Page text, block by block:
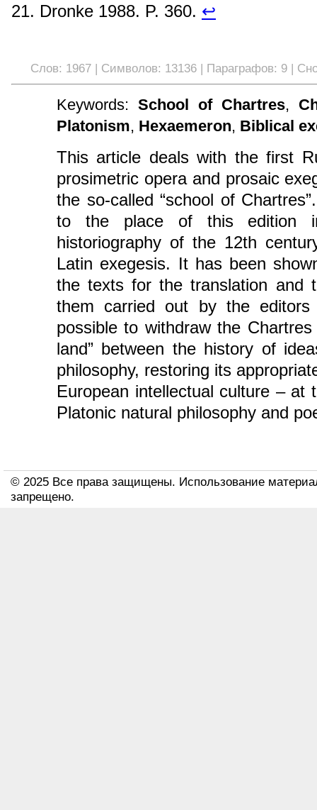
Dronke 1988. P. 360. ↩
Слов: 1967 | Символов: 13136 | Параграфов: 9 |
Keywords: School of Chartres,
Platonism, Hexaemeron, Biblical
This article deals with the first
prosimetric opera and prosaic
the so-called “school of
to the place of this edition
historiography of the 12th
Latin exegesis. It has been
the texts for the translation and
them carried out by the
possible to withdraw the
land” between the history of
philosophy, restoring its
European intellectual culture – at
Platonic natural philosophy and
© 2025 Все права защищены. Использование
запрещено.